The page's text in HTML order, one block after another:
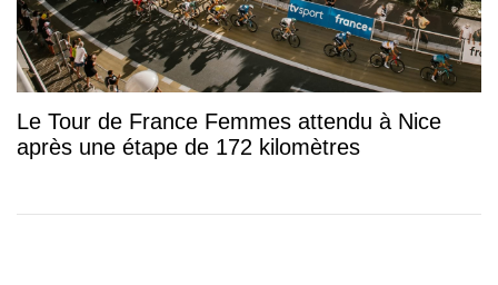
Le Tour de France Femmes attendu à Nice
après une étape de 172 kilomètres